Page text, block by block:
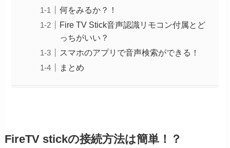
何をみるか？！
Fire TV Stick音声認識リモコン付属とど
っちがいい？
スマホのアプリで音声検索ができる！
まとめ
FireTV stickの接続方法は簡単！？